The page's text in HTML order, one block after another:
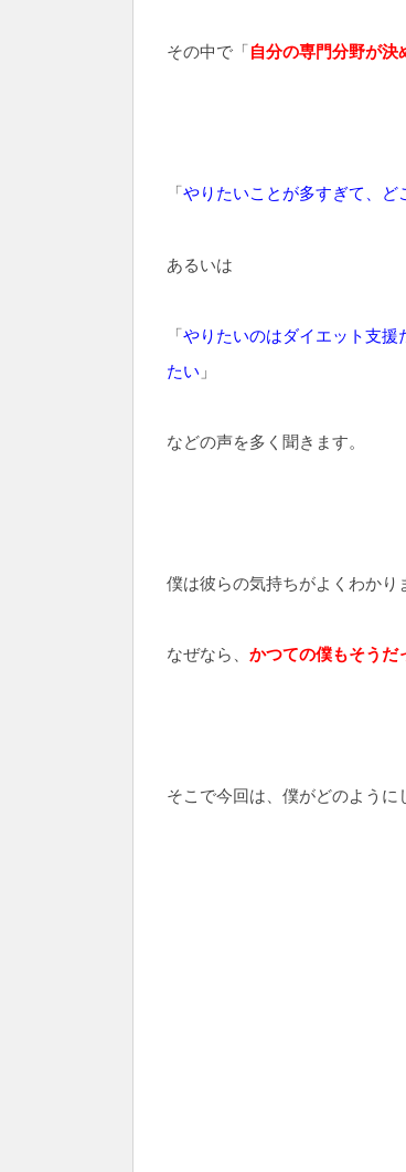
その中で「自分の専門分野が決
「やりたいことが多すぎて、ど
あるいは
「やりたいのはダイエット支援
たい 」
などの声を多く聞きます。
僕は彼らの気持ちがよくわかり
なぜなら、 かつての僕もそうだ
そこで今回は、僕がどのように